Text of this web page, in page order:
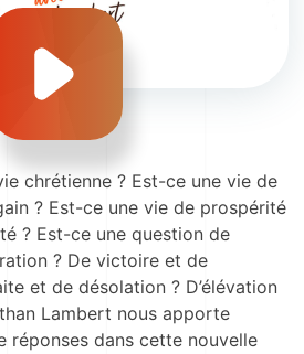
chrétienne ? Est-ce une vie de
? Est-ce une vie de prospérité
? Est-ce une question de
? De victoire et de
et de désolation ? D’élévation
Lambert nous apporte
réponses dans cette nouvelle